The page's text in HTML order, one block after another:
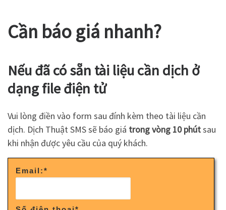
Cần báo giá nhanh?
Nếu đã có sẵn tài liệu cần dịch ở
dạng file điện tử
Vui lòng điền vào form sau đính kèm theo tài liệu cần
dịch. Dịch Thuật SMS sẽ báo giá trong vòng 10 phútsau
khi nhận được yêu cầu của quý khách.
Email:*